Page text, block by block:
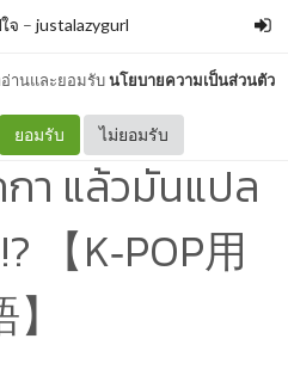
อ่านและยอมรับนโยบายความเป็นส่วนตัว
ยอมรับ ไม่ยอมรับ
จ – justalazygurl
จ：ペン ที่ไม่
า แล้วมันแปล
【K‐POP用